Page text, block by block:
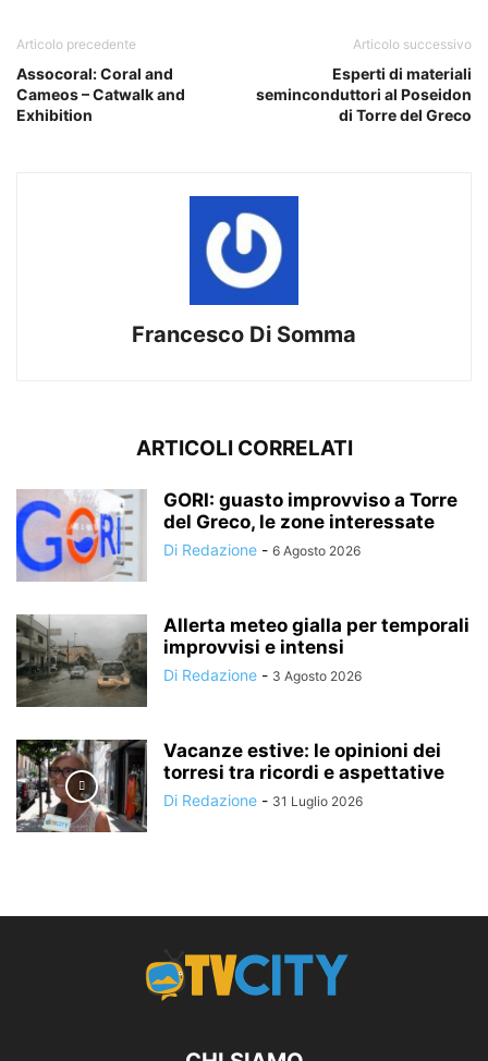
Articolo precedente
Assocoral: Coral and
Cameos – Catwalk and
Exhibition
Articolo successivo
Esperti di materiali
seminconduttori al Poseidon
di Torre del Greco
Francesco Di Somma
ARTICOLI CORRELATI
GORI: guasto improvviso a Torre
del Greco, le zone interessate
Di Redazione - 6 Agosto 2026
Allerta meteo gialla per temporali
improvvisi e intensi
Di Redazione - 3 Agosto 2026
Vacanze estive: le opinioni dei
torresi tra ricordi e aspettative
Di Redazione - 31 Luglio 2026